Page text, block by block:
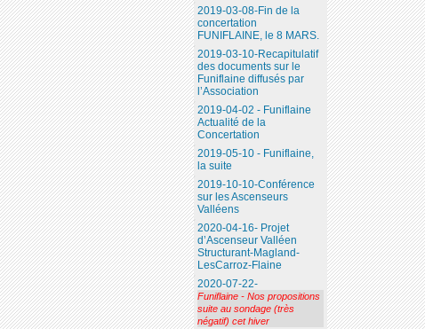
2019-03-08-Fin de la
concertation
FUNIFLAINE, le 8 MARS.
2019-03-10-Recapitulatif
des documents sur le
Funiflaine diffusés par
l’Association
2019-04-02 - Funiflaine
Actualité de la
Concertation
2019-05-10 - Funiflaine,
la suite
2019-10-10-Conférence
sur les Ascenseurs
Valléens
2020-04-16- Projet
d’Ascenseur Valléen
Structurant-Magland-
LesCarroz-Flaine
2020-07-22-
Funiflaine - Nos propositions
suite au sondage (très
négatif) cet hiver